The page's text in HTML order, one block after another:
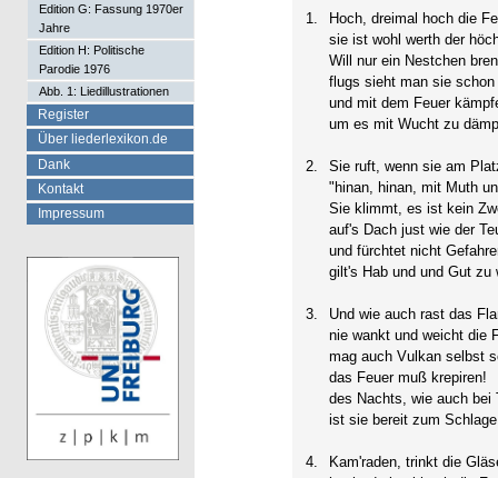
1.
Hoch, dreimal hoch die
sie ist wohl werth der
Will nur ein Nestchen
flugs sieht man sie schon
und mit dem Feuer
um es mit Wucht zu
2.
Sie ruft, wenn sie am
"hinan, hinan, mit Muth
Sie klimmt, es ist kein
auf's Dach just wie der
und fürchtet nicht
gilt's Hab und und Gut zu
3.
Und wie auch rast das
nie wankt und weicht die
mag auch Vulkan selbst
das Feuer muß krepiren!
des Nachts, wie auch bei
ist sie bereit zum
4.
Kam'raden, trinkt die
Edition G: Fassung 1970er
Jahre
Edition H: Politische
Parodie 1976
Abb. 1: Liedillustrationen
Register
Über liederlexikon.de
Dank
Kontakt
Impressum